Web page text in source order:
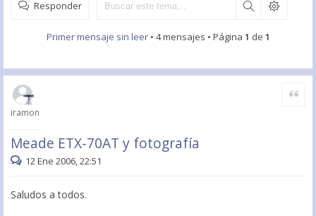
Responder
Primer mensaje sin leer• 4 mensajes • Página 1 de 1
iramon
Meade ETX-70AT y fotografía
Citar
12 Ene 2006, 22:51
Saludos a todos.